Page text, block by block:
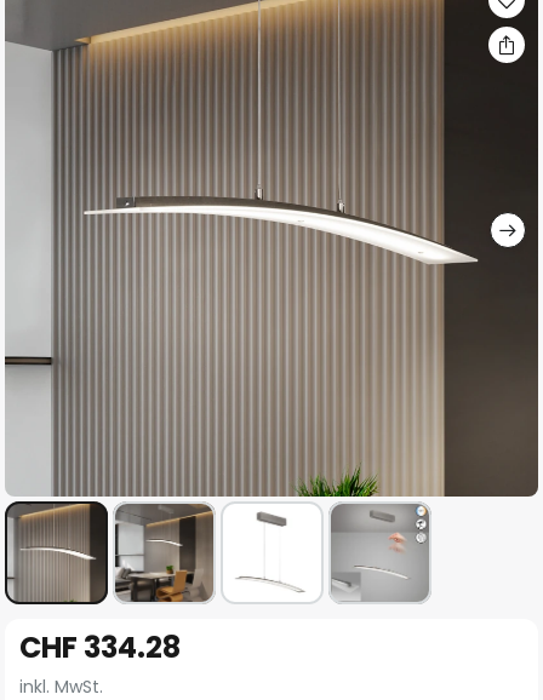
der
Bildgalerie
Anfang
der
CHF 334.28
inkl. MwSt.